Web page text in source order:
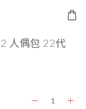
人偶包 22代